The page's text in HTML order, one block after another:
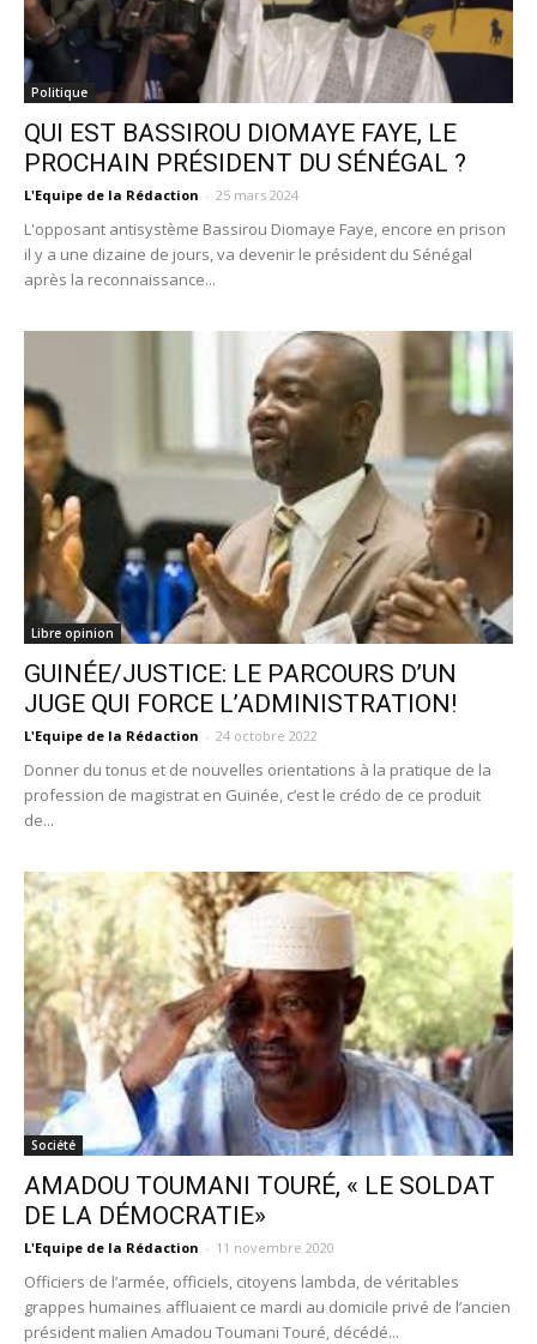
Politique
QUI EST BASSIROU DIOMAYE FAYE, LE
PROCHAIN PRÉSIDENT DU SÉNÉGAL ?
L'Equipe de la Rédaction - 25 mars 2024
L'opposant antisystème Bassirou Diomaye Faye, encore en prison
il y a une dizaine de jours, va devenir le président du Sénégal
après la reconnaissance...
Libre opinion
GUINÉE/JUSTICE: LE PARCOURS D’UN
JUGE QUI FORCE L’ADMINISTRATION!
L'Equipe de la Rédaction - 24 octobre 2022
Donner du tonus et de nouvelles orientations à la pratique de la
profession de magistrat en Guinée, c’est le crédo de ce produit
de...
Société
AMADOU TOUMANI TOURÉ, « LE SOLDAT
DE LA DÉMOCRATIE»
L'Equipe de la Rédaction - 11 novembre 2020
Officiers de l’armée, officiels, citoyens lambda, de véritables
grappes humaines affluaient ce mardi au domicile privé de l’ancien
président malien Amadou Toumani Touré, décédé...